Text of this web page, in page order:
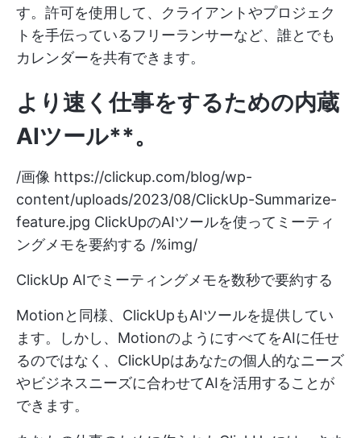
す。許可を使用して、クライアントやプロジェク
トを手伝っているフリーランサーなど、誰とでも
カレンダーを共有できます。
より速く仕事をするための内蔵
AIツール**。
/画像 https://clickup.com/blog/wp-
content/uploads/2023/08/ClickUp-Summarize-
feature.jpg ClickUpのAIツールを使ってミーティ
ングメモを要約する /%img/
ClickUp AIでミーティングメモを数秒で要約する
Motionと同様、ClickUpもAIツールを提供してい
ます。しかし、MotionのようにすべてをAIに任せ
るのではなく、ClickUpはあなたの個人的なニーズ
やビジネスニーズに合わせてAIを活用することが
できます。